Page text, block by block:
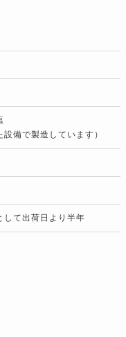
設備で製造しています）
して出荷日より半年